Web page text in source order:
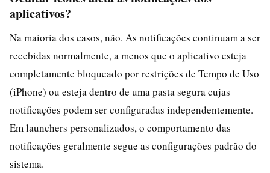
aplicativos?
Na maioria dos casos, não. As notificações continuam a ser
recebidas normalmente, a menos que o aplicativo esteja
completamente bloqueado por restrições de Tempo de Uso
(iPhone) ou esteja dentro de uma pasta segura cujas
notificações podem ser configuradas independentemente.
Em launchers personalizados, o comportamento das
notificações geralmente segue as configurações padrão do
sistema.